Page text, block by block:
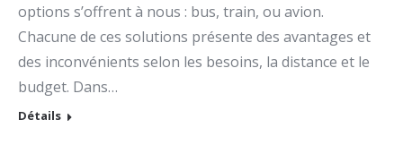
options s’offrent à nous : bus, train, ou avion.
Chacune de ces solutions présente des avantages et
des inconvénients selon les besoins, la distance et le
budget. Dans…
Détails